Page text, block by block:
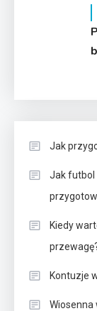
Jak
Jak futbol
Kiedy
Kontuzje
Wiosenna